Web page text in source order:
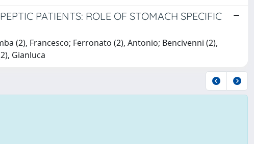
PATIENTS: ROLE OF STOMACH SPECIFIC
(2), Francesco; Ferronato (2), Antonio; Bencivenni (2),
Gianluca